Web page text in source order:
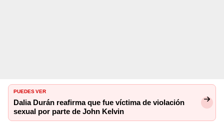
PUEDES VER
Dalia Durán reafirma que fue víctima de violación
sexual por parte de John Kelvin